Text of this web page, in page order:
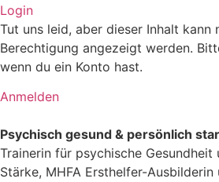
Login
Tut uns leid, aber dieser Inhalt kann
Berechtigung angezeigt werden.
wenn du ein Konto hast.
Anmelden
Psychisch gesund & persönlich
Trainerin für psychische Gesundheit
Stärke, MHFA Ersthelfer-Aus­bild­er­in